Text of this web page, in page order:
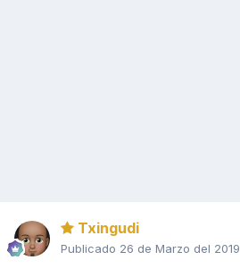
Txingudi
Publicado 26 de Marzo del 2019